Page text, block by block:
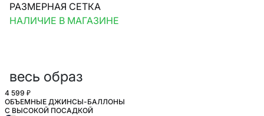
РАЗМЕРНАЯ СЕТКА
НАЛИЧИЕ В МАГАЗИНЕ
весь образ
4 599 ₽
ОБЪЕМНЫЕ ДЖИНСЫ-БАЛЛОНЫ
С ВЫСОКОЙ ПОСАДКОЙ